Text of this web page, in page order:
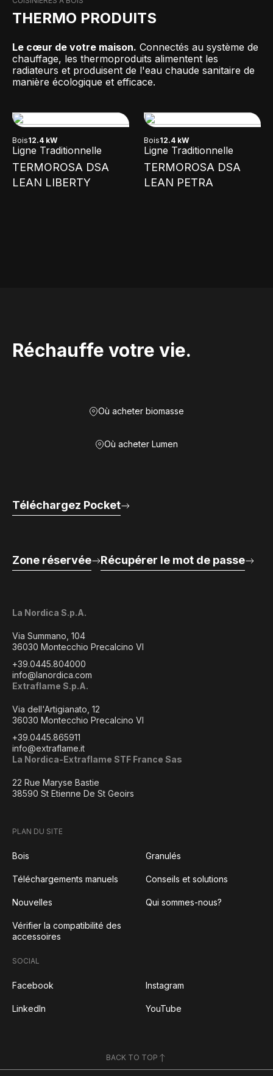
THERMO PRODUITS
Le cœur de votre maison. Connectés au système de
chauffage, les thermoproduits alimentent les
radiateurs et produisent de l'eau chaude sanitaire de
manière écologique et efficace.
Bois12.4 kW
Ligne Traditionnelle
TERMOROSA DSA
LEAN LIBERTY
Bois12.4 kW
Ligne Traditionnelle
TERMOROSA DSA
LEAN PETRA
Réchauffe votre vie.
Où acheter biomasse
Où acheter Lumen
La Nordica S.p.A.
Via Summano, 104
36030 Montecchio Precalcino VI
+39.0445.804000
info@lanordica.com
Extraflame S.p.A.
Via dell'Artigianato, 12
36030 Montecchio Precalcino VI
+39.0445.865911
info@extraflame.it
La Nordica-Extraflame STF France Sas
22 Rue Maryse Bastie
38590 St Etienne De St Geoirs
Téléchargez Pocket
Zone réservée Récupérer le mot de passe
PLAN DU SITE
Bois Granulés
Téléchargements manuels Conseils et solutions
Nouvelles Qui sommes-nous?
Vérifier la compatibilité des
accessoires
SOCIAL
Facebook Instagram
LinkedIn YouTube
BACK TO TOP